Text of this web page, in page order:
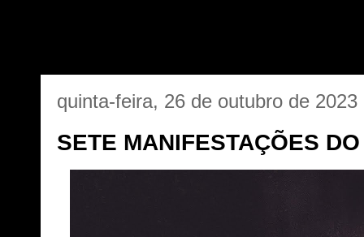
quinta-feira, 26 de outubro de 2023
SETE MANIFESTAÇÕES